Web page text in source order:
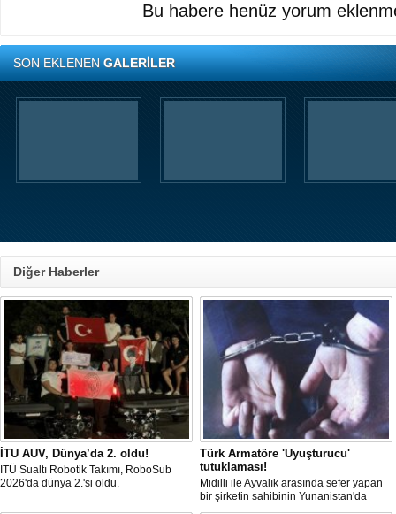
Bu habere henüz yorum
SON EKLENENGALERİLER
Diğer Haberler
İTU AUV, Dünya’da 2. oldu!
İTÜ Sualtı Robotik Takımı, RoboSub
2026'da dünya 2.'si oldu.
Türk Armatöre 'Uyuşturucu'
tutuklaması!
Midilli ile Ayvalık arasında sefer yapan
bir şirketin sahibinin Yunanistan'da
tutuklandığı bildirildi.